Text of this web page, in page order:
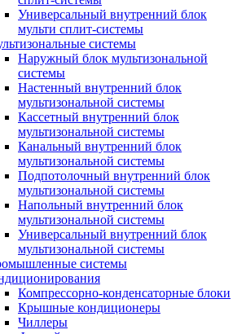
Универсальный внутренний блок
мульти сплит-системы
системы
Наружный блок мультизональной
системы
Настенный внутренний блок
мультизональной системы
Кассетный внутренний блок
мультизональной системы
Канальный внутренний блок
мультизональной системы
Подпотолочный внутренний блок
мультизональной системы
Напольный внутренний блок
мультизональной системы
Универсальный внутренний блок
мультизональной системы
системы
Компрессорно-конденсаторные блоки
Крышные кондиционеры
Чиллеры